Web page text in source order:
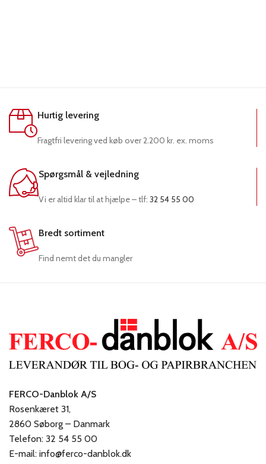
Hurtig levering
Fragtfri levering ved køb over 2.200 kr. ex. moms
Spørgsmål & vejledning
Vi er altid klar til at hjælpe – tlf: 32 54 55 00
Bredt sortiment
Find nemt det du mangler
FERCO-Danblok A/S
Rosenkæret 31,
2860 Søborg – Danmark
Telefon: 32 54 55 00
E-mail: info@ferco-danblok.dk